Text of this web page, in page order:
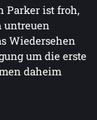
ist froh,
untreuen
Wiedersehen
um die erste
daheim